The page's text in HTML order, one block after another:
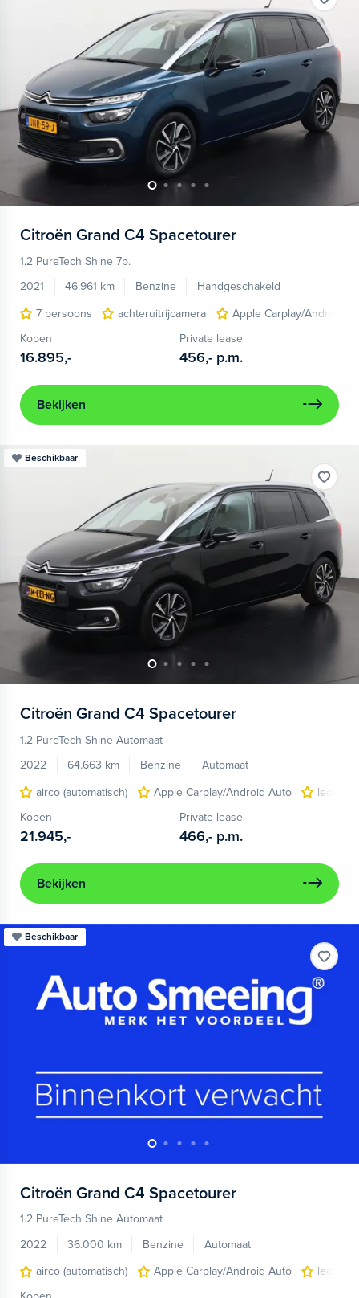
Citroën Grand C4 Spacetourer
1.2 PureTech Shine 7p.
2021
46.961 km Benzine
Handgeschakeld
7 persoons
achteruitrijcamera
Apple Carplay/Android
Kopen
16.895,-
Private lease
456,- p.m.
Bekijken
Beschikbaar
Citroën Grand C4 Spacetourer
1.2 PureTech Shine Automaat
2022
64.663 km Benzine
Automaat
airco (automatisch)
Apple Carplay/Android Auto
Kopen
21.945,-
Private lease
466,- p.m.
Bekijken
Beschikbaar
Citroën Grand C4 Spacetourer
1.2 PureTech Shine Automaat
2022
36.000 km Benzine
Automaat
airco (automatisch)
Apple Carplay/Android Auto